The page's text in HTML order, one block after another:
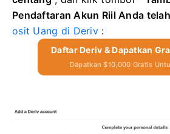
Pendaftaran Akun Riil Anda
osit Uang di Deriv :
Daftar Deriv & Dapatkan
Dapatkan $10,000 Gratis